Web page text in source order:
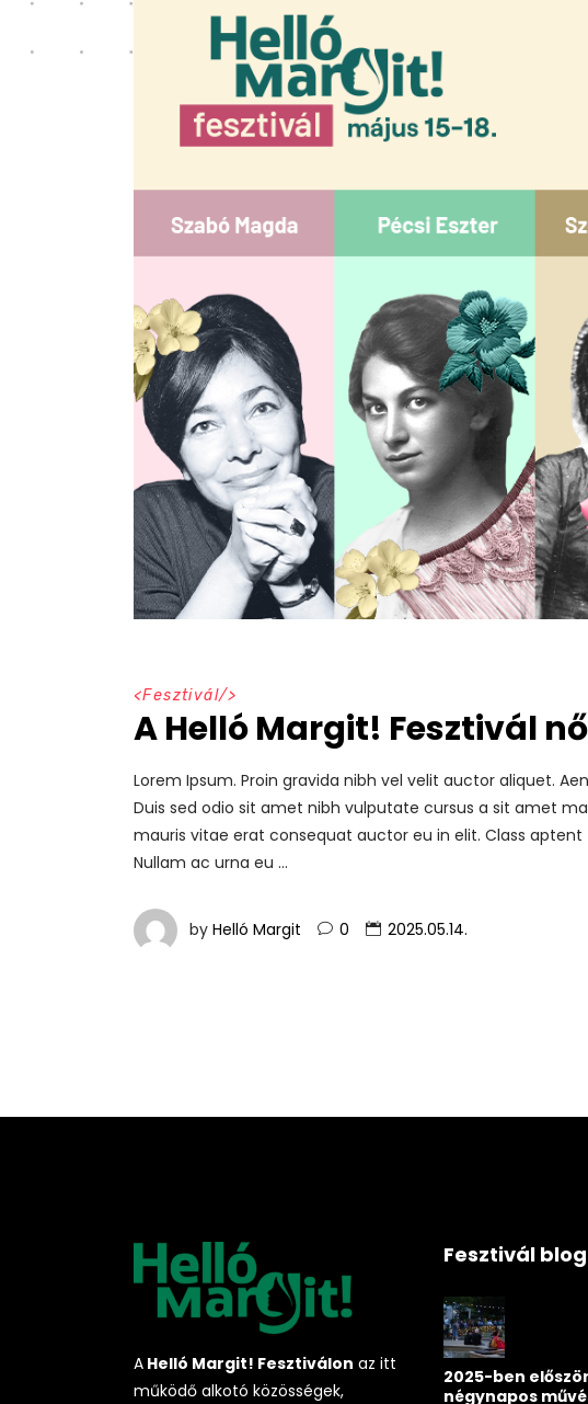
<Fesztivál/>
A Helló Margit! Fesztivál
Lorem Ipsum. Proin gravida nibh vel velit auctor aliquet.
Duis sed odio sit amet nibh vulputate cursus a sit amet
mauris vitae erat consequat auctor eu in elit. Class
Nullam ac urna eu
by Helló Margit 0 2025.05.14.
A Helló Margit! Fesztiválon az itt
működő alkotó közösségek,
Fesztivál blog
2025-ben
négynapos